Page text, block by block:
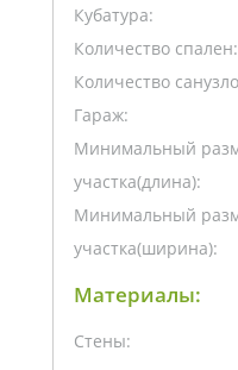
Кубатура:
Количество спален:
Количество
Гараж:
Минимальный
участка(длина):
Минимальный
участка(ширина):
Материалы:
Стены: